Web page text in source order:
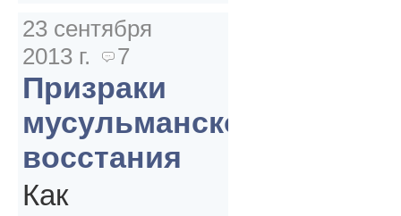
23 сентября
2013 г.
7
Призраки
мусульманского
восстания
Как